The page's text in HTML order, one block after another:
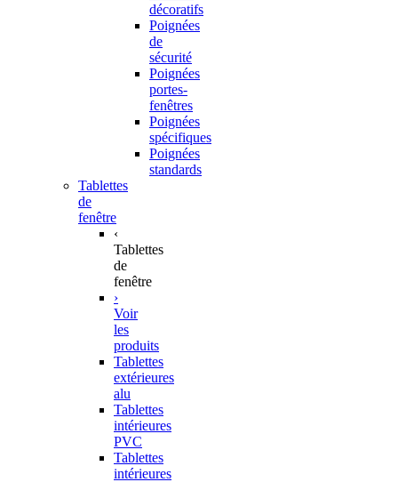
décoratifs
Poignées
de
sécurité
Poignées
portes-
fenêtres
Poignées
spécifiques
Poignées
standards
Tablettes
de
fenêtre
‹
Tablettes
de
fenêtre
›
Voir
les
produits
Tablettes
extérieures
alu
Tablettes
intérieures
PVC
Tablettes
intérieures